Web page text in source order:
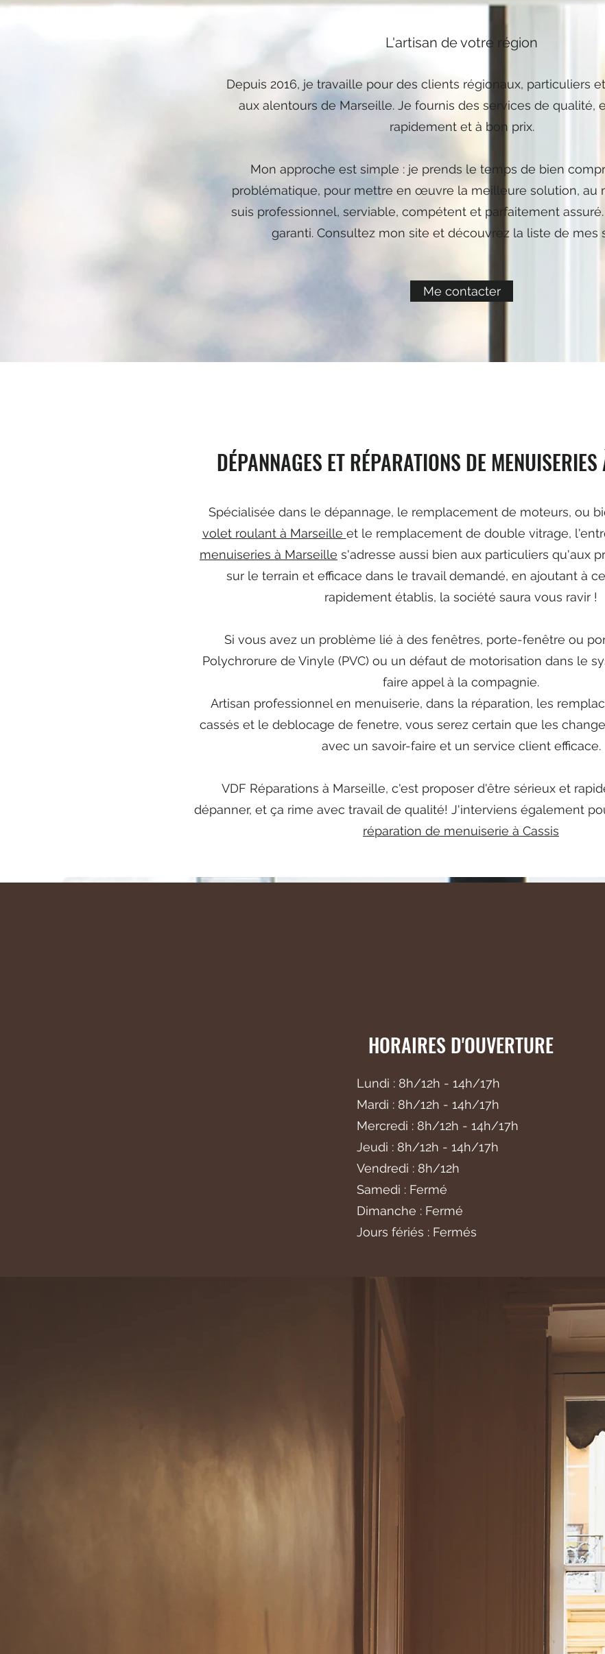
L'artisan de votre région
Depuis 2016, je travaille pour des clients régionaux, particuliers
aux alentours de Marseille. Je fournis des services de qualité,
rapidement et à bon prix.
Mon approche est simple : je prends le temps de bien
problématique, pour mettre en œuvre la meilleure solution, au
suis professionnel, serviable, compétent et parfaitement
garanti. Consultez mon site et découvrez la liste de mes
Me contacter
DÉPANNAGES ET RÉPARATIONS DE
Spécialisée dans le dépannage, le remplacement de moteurs, ou
volet roulant à Marseille et le remplacement de double vitrage,
menuiseries à Marseille s'adresse aussi bien aux particuliers qu'aux
sur le terrain et efficace dans le travail demandé, en ajoutant à
rapidement établis, la société saura vous ravir !
Si vous avez un problème lié à des fenêtres, porte-fenêtre ou
Polychrorure de Vinyle (PVC) ou un défaut de motorisation dans le
faire appel à la compagnie.
Artisan professionnel en menuiserie, dans la réparation, les
cassés et le deblocage de fenetre, vous serez certain que les
avec un savoir-faire et un service client efficace.
VDF Réparations à Marseille, c'est proposer d'être sérieux et
dépanner, et ça rime avec travail de qualité! J'interviens également
réparation de menuiserie à Cassis
HORAIRES D'OUVERTURE
Lundi : 8h/12h - 14h/17h
Mardi : 8h/12h - 14h/17h
Mercredi : 8h/12h - 14h/17h
Jeudi : 8h/12h - 14h/17h
Vendredi : 8h/12h
Samedi : Fermé
Dimanche : Fermé
Jours fériés : Fermés